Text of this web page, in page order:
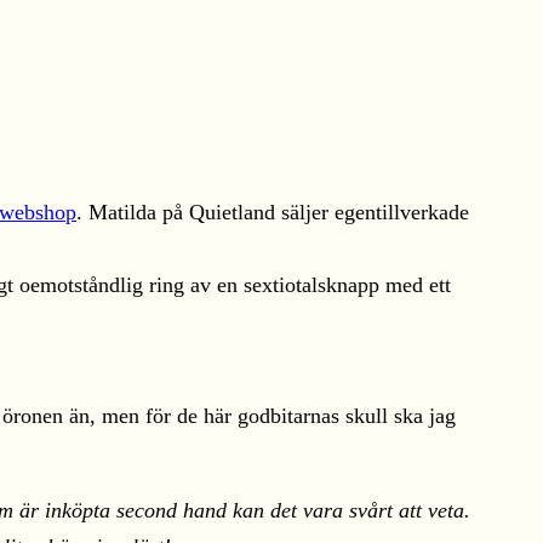
webshop. Matilda på Quietland säljer egentillverkade
ring av en sextiotalsknapp med ett
än, men för de här godbitarnas skull ska jag
inköpta second hand kan det vara svårt att veta.